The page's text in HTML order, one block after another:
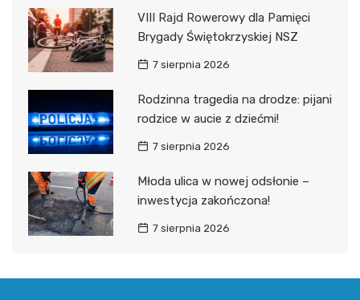
VIII Rajd Rowerowy dla Pamięci
Brygady Świętokrzyskiej NSZ
7 sierpnia 2026
Rodzinna tragedia na drodze: pijani
rodzice w aucie z dziećmi!
7 sierpnia 2026
Młoda ulica w nowej odsłonie –
inwestycja zakończona!
7 sierpnia 2026